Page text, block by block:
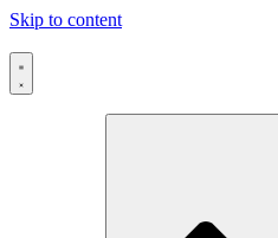
Skip to content